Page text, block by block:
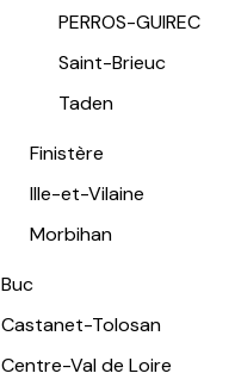
PERROS-GUIREC
Saint-Brieuc
Taden
Finistère
Ille-et-Vilaine
Morbihan
Buc
Castanet-Tolosan
Centre-Val de Loire